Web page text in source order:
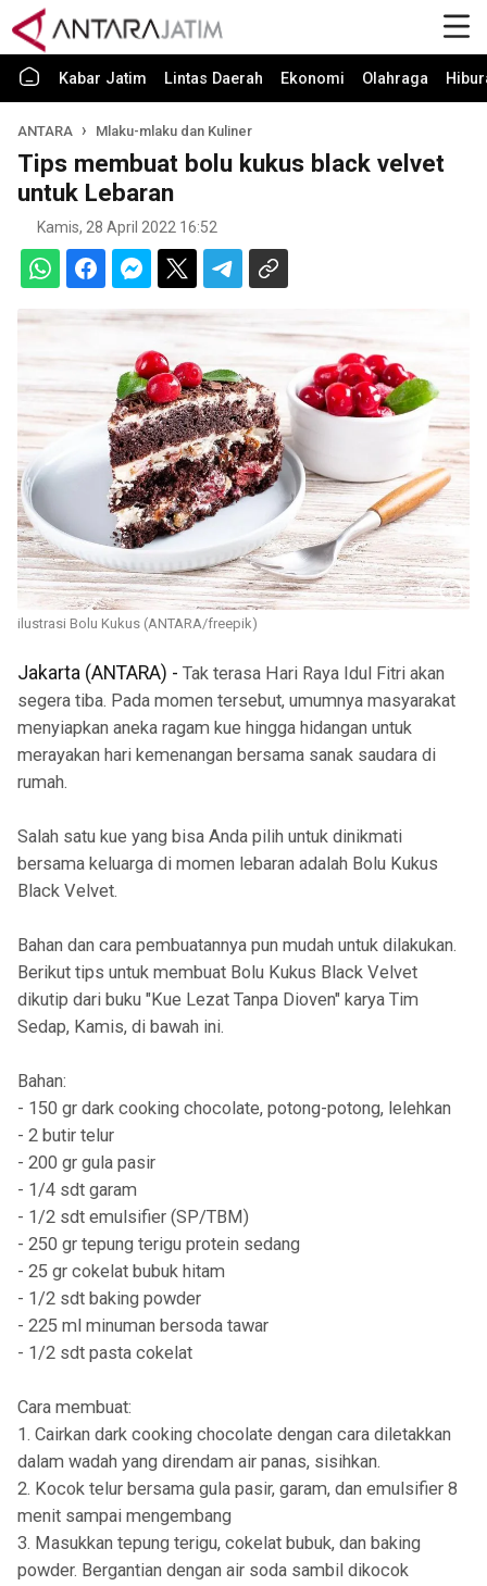
Kabar Jatim Lintas Daerah Ekonomi Olahraga
ANTARA Mlaku-mlaku dan Kuliner
Tips membuat bolu kukus black velvet
untuk Lebaran
Kamis, 28 April 2022 16:52
ilustrasi Bolu Kukus (ANTARA/freepik)
Jakarta (ANTARA) - Tak terasa Hari Raya Idul Fitri akan
segera tiba. Pada momen tersebut, umumnya masyarakat
menyiapkan aneka ragam kue hingga hidangan untuk
merayakan hari kemenangan bersama sanak saudara di
rumah.
Salah satu kue yang bisa Anda pilih untuk dinikmati
bersama keluarga di momen lebaran adalah Bolu Kukus
Black Velvet.
Bahan dan cara pembuatannya pun mudah untuk dilakukan.
Berikut tips untuk membuat Bolu Kukus Black Velvet
dikutip dari buku "Kue Lezat Tanpa Dioven" karya Tim
Sedap, Kamis, di bawah ini.
Bahan:
- 150 gr dark cooking chocolate, potong-potong, lelehkan
- 2 butir telur
- 200 gr gula pasir
- 1/4 sdt garam
- 1/2 sdt emulsifier (SP/TBM)
- 250 gr tepung terigu protein sedang
- 25 gr cokelat bubuk hitam
- 1/2 sdt baking powder
- 225 ml minuman bersoda tawar
- 1/2 sdt pasta cokelat
Cara membuat:
1. Cairkan dark cooking chocolate dengan cara diletakkan
dalam wadah yang direndam air panas, sisihkan.
2. Kocok telur bersama gula pasir, garam, dan emulsifier 8
menit sampai mengembang
3. Masukkan tepung terigu, cokelat bubuk, dan baking
powder. Bergantian dengan air soda sambil dikocok